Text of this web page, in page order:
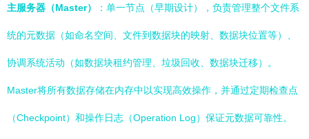
主服务器（Master） ：单一节点（早期设计），负责管理整个文件系
统的元数据（如命名空间、文件到数据块的映射、数据块位置等）、
协调系统活动（如数据块租约管理、垃圾回收、数据块迁移）。
Master将所有数据存储在内存中以实现高效操作，并通过定期检查点
（Checkpoint）和操作日志（Operation Log）保证元数据可靠性。